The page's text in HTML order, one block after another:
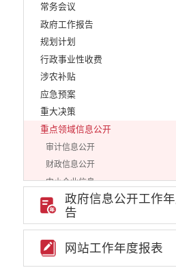
常务会议
政府工作报告
规划计划
行政事业性收费
涉农补贴
应急预案
重大决策
重点领域信息公开
审计信息公开
财政信息公开
中小企业信息
行政审批信息
环保信息
就业创业
政府信息公开工作
告
网站工作年度报表